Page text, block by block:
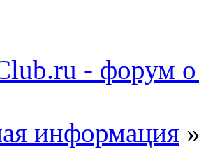
- форум
информация